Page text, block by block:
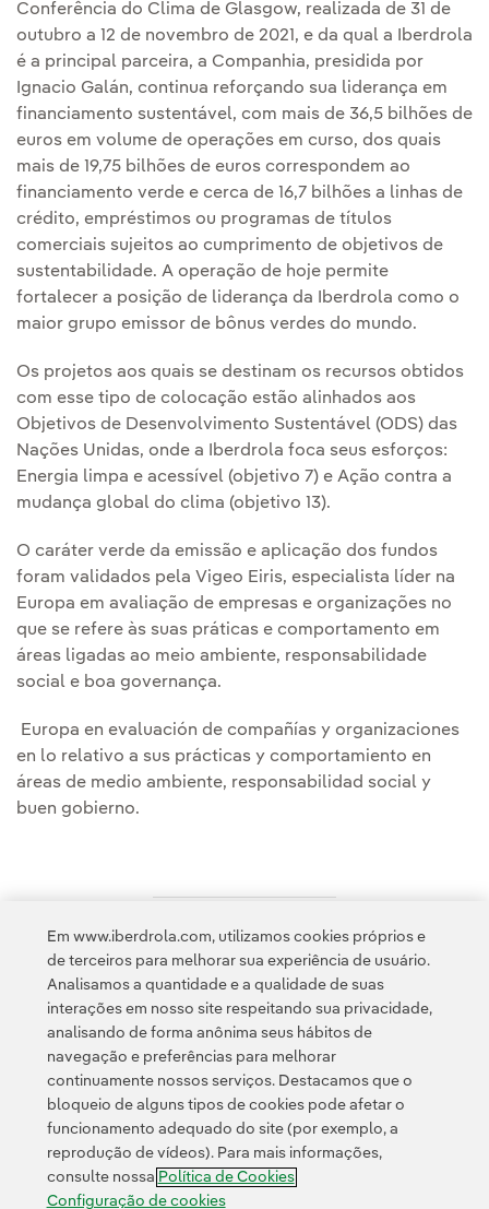
Conferência do Clima de Glasgow, realizada de 31 de
outubro a 12 de novembro de 2021, e da qual a Iberdrola
é a principal parceira, a Companhia, presidida por
Ignacio Galán, continua reforçando sua liderança em
financiamento sustentável, com mais de 36,5 bilhões de
euros em volume de operações em curso, dos quais
mais de 19,75 bilhões de euros correspondem ao
financiamento verde e cerca de 16,7 bilhões a linhas de
crédito, empréstimos ou programas de títulos
comerciais sujeitos ao cumprimento de objetivos de
sustentabilidade. A operação de hoje permite
fortalecer a posição de liderança da Iberdrola como o
maior grupo emissor de bônus verdes do mundo.
Os projetos aos quais se destinam os recursos obtidos
com esse tipo de colocação estão alinhados aos
Objetivos de Desenvolvimento Sustentável (ODS) das
Nações Unidas, onde a Iberdrola foca seus esforços:
Energia limpa e acessível (objetivo 7) e Ação contra a
mudança global do clima (objetivo 13).
O caráter verde da emissão e aplicação dos fundos
foram validados pela Vigeo Eiris, especialista líder na
Europa em avaliação de empresas e organizações no
que se refere às suas práticas e comportamento em
áreas ligadas ao meio ambiente, responsabilidade
social e boa governança.
Europa en evaluación de compañías y organizaciones
en lo relativo a sus prácticas y comportamiento en
áreas de medio ambiente, responsabilidad social y
buen gobierno.
Acesso a informação legal
Contato Clientes Política de Privacidade Informação legal
Transparência no uso da IA Política de cookies Configuração de cookies
Acessibilidade Canal de denúncias
Em www.iberdrola.com, utilizamos cookies próprios e
de terceiros para melhorar sua experiência de usuário.
Analisamos a quantidade e a qualidade de suas
interações em nosso site respeitando sua privacidade,
analisando de forma anônima seus hábitos de
navegação e preferências para melhorar
continuamente nossos serviços. Destacamos que o
bloqueio de alguns tipos de cookies pode afetar o
funcionamento adequado do site (por exemplo, a
reprodução de vídeos). Para mais informações,
consulte nossa Política de Cookies
Configuração de cookies